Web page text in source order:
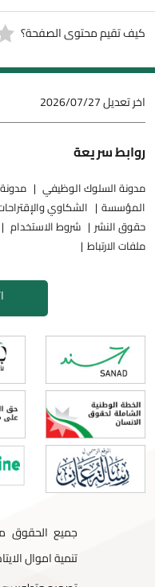
كيف تقيم محتوى الصفحة؟
اخر تعديل2026/07/27
روابط سريعة
مدونة السلوك الوظيفي
المؤسسة
الشكاوي
حقوق النشر
شروط الاستخدام
ملفات الارتباط
تنمية اموال